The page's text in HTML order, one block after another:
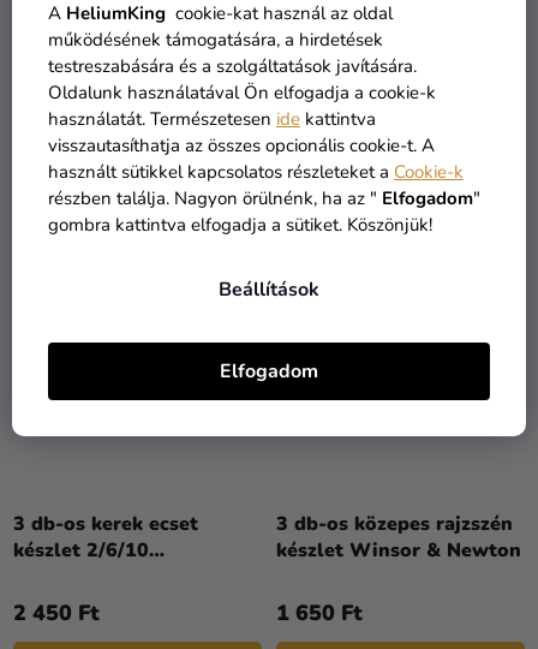
A HeliumKing cookie-kat használ az oldal
működésének támogatására, a hirdetések
testreszabására és a szolgáltatások javítására.
Oldalunk használatával Ön elfogadja a cookie-k
használatát. Természetesen ide kattintva
visszautasíthatja az összes opcionális cookie-t. A
használt sütikkel kapcsolatos részleteket a Cookie-k
részben találja. Nagyon örülnénk, ha az " Elfogadom"
gombra kattintva elfogadja a sütiket. Köszönjük!
Beállítások
Elfogadom
3 db-os kerek ecset
készlet 2/6/10
akril/olajhoz Lefranc
Bourgeois
2 450 Ft
KOSÁRBA
3 db-os kerek ecset
készlet 2/6/10
akril/olajhoz Lefranc
Bourgeois
2 050 Ft
KOSÁRBA
3 db-os kerek ecset
készlet 2/6/10
Bourgeois
2 450 Ft
3 db-os közepes rajzszén
készlet Winsor & Newton
1 650 Ft